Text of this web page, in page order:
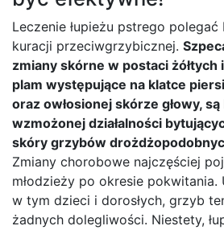
Leczenie łupieżu pstrego polegać
kuracji przeciwgrzybicznej.
zmiany skórne w postaci żółtych
plam występujące na klatce
oraz owłosionej skórze głowy,
wzmożonej działalności
skóry grzybów
Zmiany chorobowe najczęściej
młodzieży po okresie
w tym dzieci i dorosłych, grzyb
żadnych dolegliwości. Niestety,